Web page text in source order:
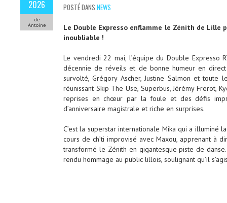
2026
de
Antoine
POSTÉ DANS NEWS
Le Double Expresso enflamme le Zénith de Lille
inoubliable !
Le vendredi 22 mai, l’équipe du Double Expresso
décennie de réveils et de bonne humeur en
survolté, Grégory Ascher, Justine Salmon et
réunissant Skip The Use, Superbus, Jérémy Frerot,
reprises en chœur par la foule et des défis
d’anniversaire magistrale et riche en surprises.
C’est la superstar internationale Mika qui a illuminé
cours de ch’ti improvisé avec Maxou, apprenant à
transformé le Zénith en gigantesque piste de
rendu hommage au public lillois, soulignant qu’il